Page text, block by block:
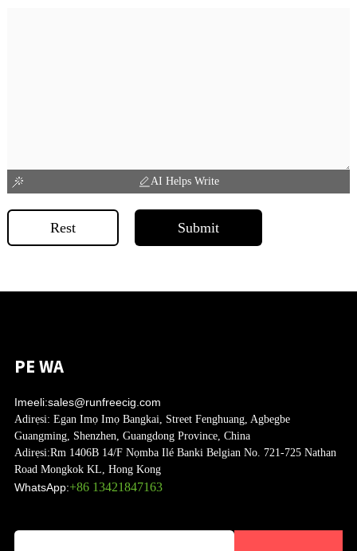
AI Helps Write
Rest Submit
PE WA
Imeeli:sales@runfreecig.com
Adirẹsi: Egan Imọ Imọ Bangkai, Street Fenghuang, Agbegbe
Guangming, Shenzhen, Guangdong Province, China
Adirẹsi:Rm 1406B 14/F Nọmba Ilé Banki Belgian No. 721-725 Nathan
Road Mongkok KL, Hong Kong
WhatsApp:+86 13421847163